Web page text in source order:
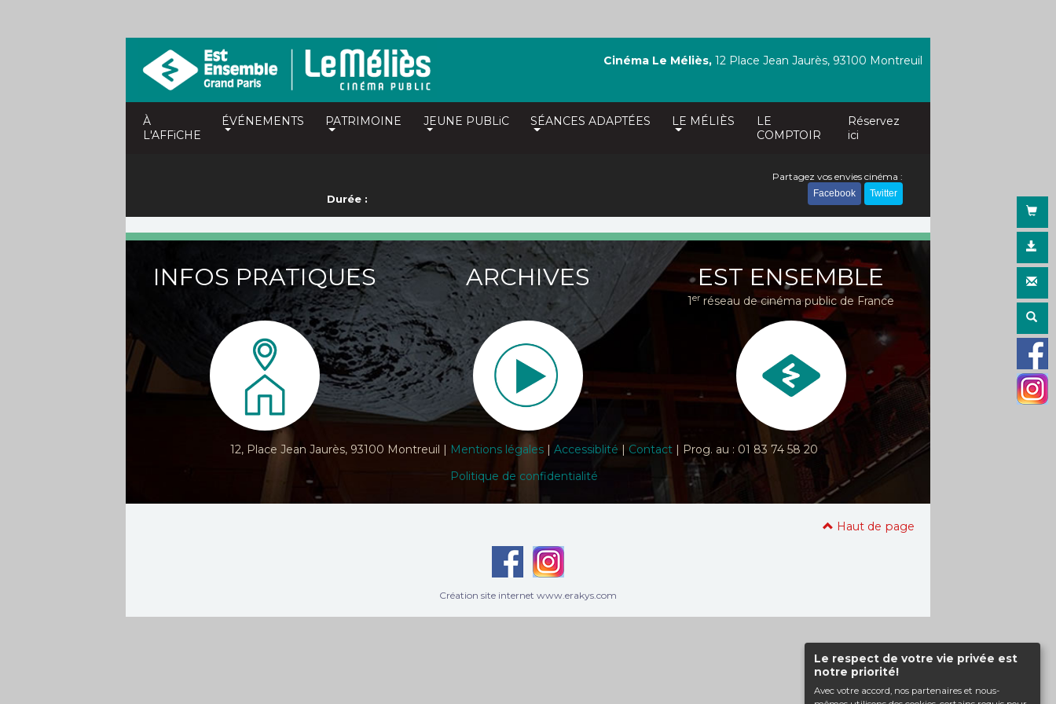
Le respect de votre vie privée est
notre priorité!
Avec votre accord, nos partenaires et nous-
À
L'AFFiCHE
ÉVÉNEMENTS PATRIMOINE JEUNE PUBLiC SÉANCES ADAPTÉES LE MÉLIÈS
LE
COMPTOIR
Réservez
ici
Cinéma Le Méliès, 12 Place Jean Jaurès, 93100 Montreuil
Durée :
Partagez vos envies cinéma :
Facebook Twitter
INFOS PRATIQUES ARCHIVES EST ENSEMBLE
1er réseau de cinéma public de France
12, Place Jean Jaurès, 93100 Montreuil | Mentions légales | Accessiblité | Contact | Prog. au : 01 83 74 58 20
Politique de confidentialité
Haut de page
Création site internet www.erakys.com